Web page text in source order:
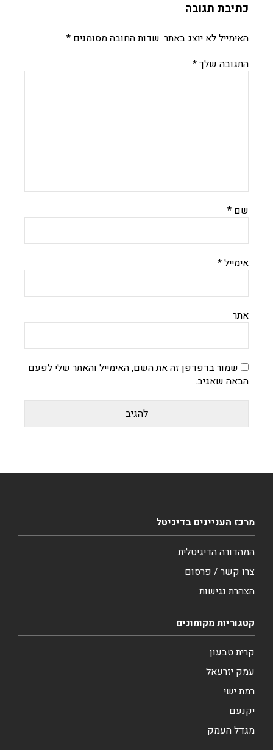
כתיבת תגובה
האימייל לא יוצג באתר. שדות החובה מסומנים *
התגובה שלך*
שם *
אימייל*
אתר
שמור בדפדפן זה את השם, האימייל והאתר שלי לפעם
הבאה שאגיב.
מרכז העניינים בדיגיטל
המהדורה הדיגיטלית
צרו קשר / פרסום
הצהרת נגישות
קטגוריות מקומונים
קרית טבעון
עמק יזרעאל
רמת ישי
יקנעם
מגדל העמק